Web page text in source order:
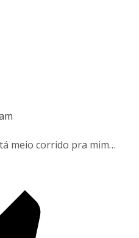
meio corrido pra mim…